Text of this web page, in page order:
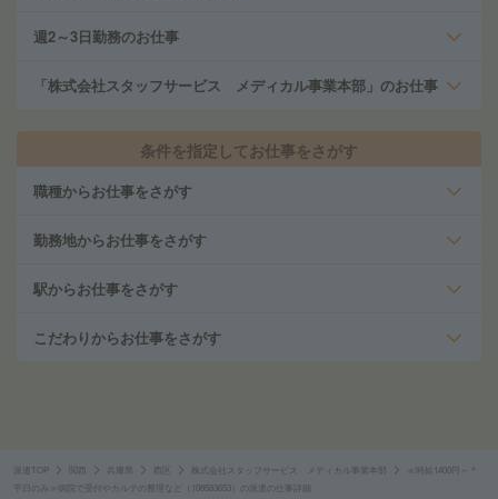
週2～3日勤務のお仕事
「株式会社スタッフサービス メディカル事業本部」のお仕事
条件を指定してお仕事をさがす
職種からお仕事をさがす
勤務地からお仕事をさがす
駅からお仕事をさがす
こだわりからお仕事をさがす
派遣TOP 関西 兵庫県 西区 株式会社スタッフサービス メディカル事業本部
≪時給1400円～＊
平日のみ≫病院で受付やカルテの整理など（108583653）の派遣の仕事詳細